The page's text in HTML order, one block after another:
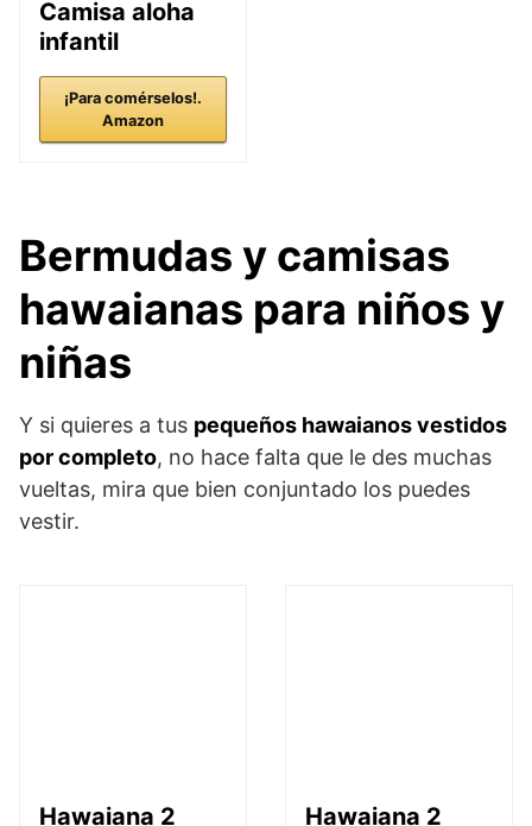
Camisa aloha
infantil
¡Para comérselos!.
Amazon
Bermudas y camisas
hawaianas para niños y
niñas
Y si quieres a tus pequeños hawaianos vestidos
por completo, no hace falta que le des muchas
vueltas, mira que bien conjuntado los puedes
vestir.
Hawaiana 2 Hawaiana 2